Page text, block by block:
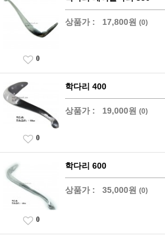
상품가 : 17,800원 (0)
0
학다리 400
상품가 : 19,000원 (0)
0
학다리 600
상품가 : 35,000원 (0)
0